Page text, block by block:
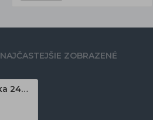
NAJČASTEJŠIE ZOBRAZENÉ
Kozmetická taburetka 249A tvarovaná biela